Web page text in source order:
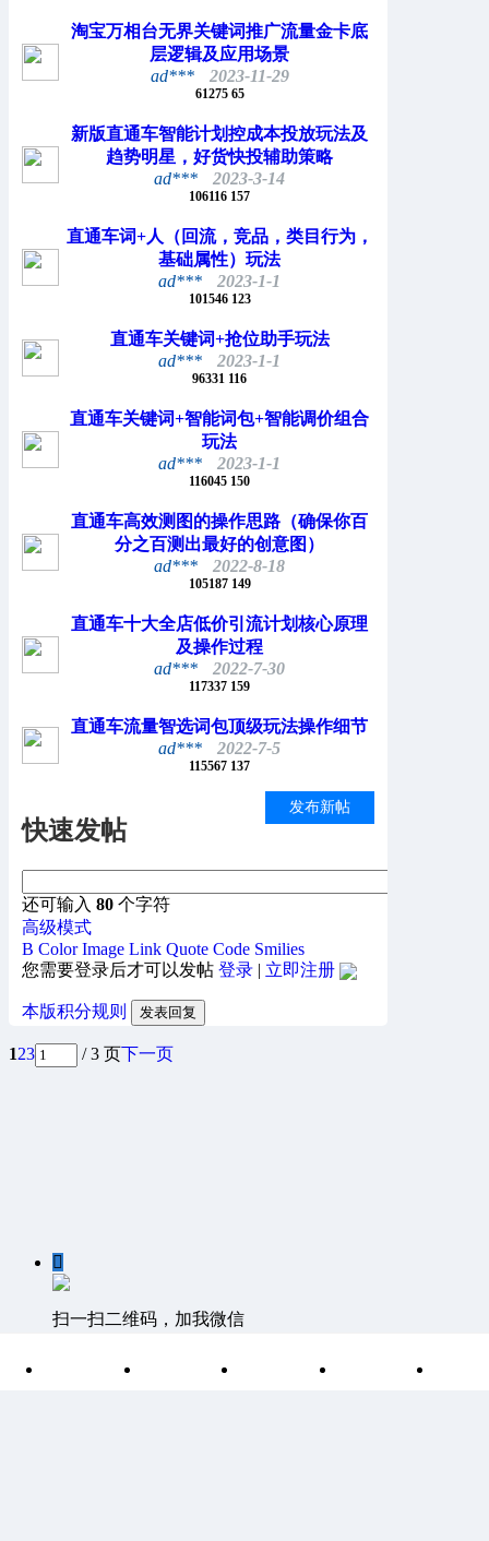
淘宝万相台无界关键词推广流量金卡底
层逻辑及应用场景
ad***
2023-11-29
61275 65
新版直通车智能计划控成本投放玩法及
趋势明星，好货快投辅助策略
ad***
2023-3-14
106116 157
直通车词+人（回流，竞品，类目行为，
基础属性）玩法
ad***
2023-1-1
101546 123
直通车关键词+抢位助手玩法
ad***
2023-1-1
96331 116
直通车关键词+智能词包+智能调价组合
玩法
ad***
2023-1-1
116045 150
直通车高效测图的操作思路（确保你百
分之百测出最好的创意图）
ad***
2022-8-18
105187 149
直通车十大全店低价引流计划核心原理
及操作过程
ad***
2022-7-30
117337 159
直通车流量智选词包顶级玩法操作细节
ad***
2022-7-5
115567 137
快速发帖
发布新帖
还可输入 80 个字符
高级模式
B Color Image Link Quote Code Smilies
您需要登录后才可以发帖 登录 | 立即注册
本版积分规则 发表回复
123 / 3 页下一页

扫一扫二维码，加我微信